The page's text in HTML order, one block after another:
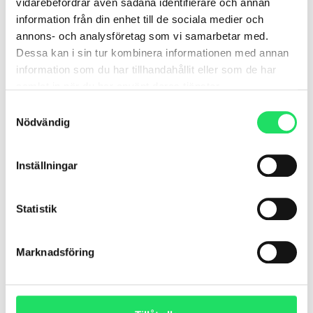
vidarebefordrar även sådana identifierare och annan
information från din enhet till de sociala medier och
annons- och analysföretag som vi samarbetar med.
Dessa kan i sin tur kombinera informationen med annan
information som du har tillhandahållit eller som de har
Nödvändig
Inställningar
Statistik
Marknadsföring
LÄS MER »
mars 26, 2026
både pulshöjning och
återhämtning